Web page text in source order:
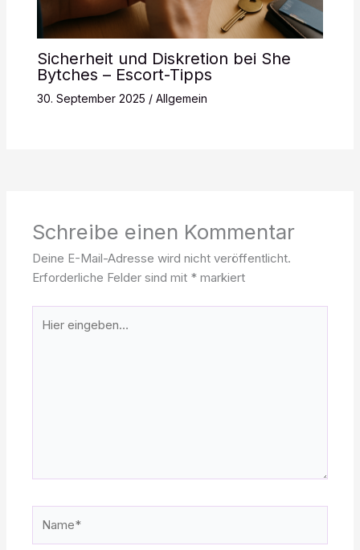
Sicherheit und Diskretion bei She
Bytches – Escort-Tipps
30. September 2025 / Allgemein
Schreibe einen Kommentar
Deine E-Mail-Adresse wird nicht veröffentlicht.
Erforderliche Felder sind mit * markiert
eingeben…